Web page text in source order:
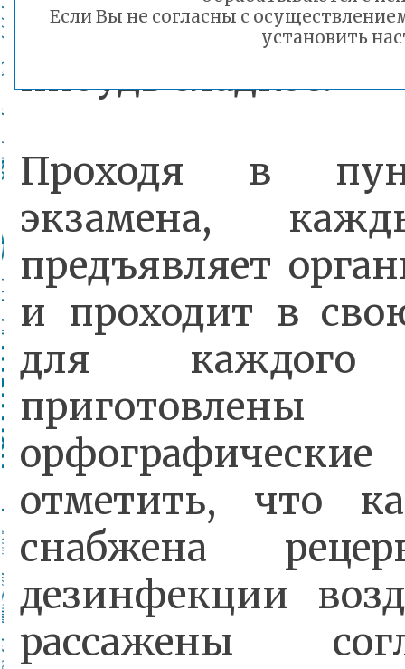
паспорт, воду и,
нибудь сладкое.
Проходя в
экзамена,
предъявляет
и проходит в
для каждого
отметить, что
снабжена
дезинфекции
рассажены
Если Вы не согласны с
установить